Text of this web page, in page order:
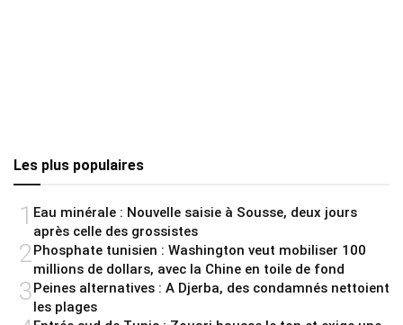
Les plus populaires
1 Eau minérale : Nouvelle saisie à Sousse, deux jours
après celle des grossistes
2Phosphate tunisien : Washington veut mobiliser 100
millions de dollars, avec la Chine en toile de fond
3Peines alternatives : A Djerba, des condamnés nettoient
les plages